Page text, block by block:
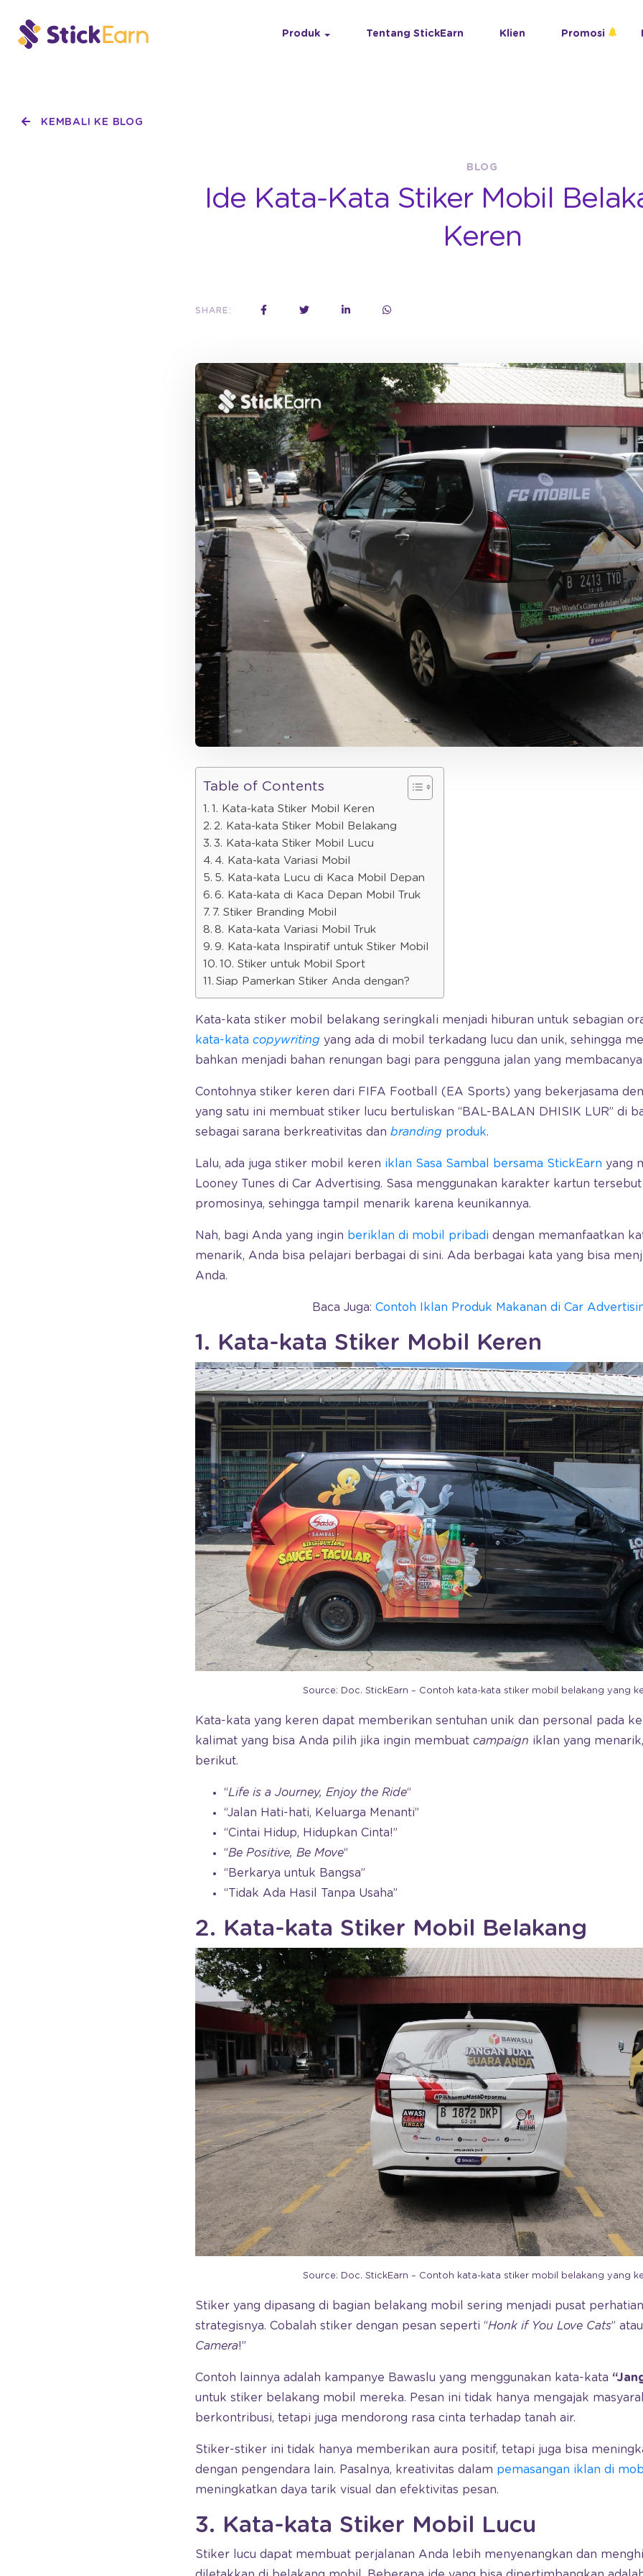
Produk Tentang StickEarn Klien Promosi
KEMBALI KE BLOG
BLOG
Ide Kata-Kata Stiker Mobil
Keren
SHARE:
Table of Contents
1. Kata-kata Stiker Mobil Keren
2. Kata-kata Stiker Mobil Belakang
3. Kata-kata Stiker Mobil Lucu
4. Kata-kata Variasi Mobil
5. Kata-kata Lucu di Kaca Mobil Depan
6. Kata-kata di Kaca Depan Mobil Truk
7. Stiker Branding Mobil
8. Kata-kata Variasi Mobil Truk
9. Kata-kata Inspiratif untuk Stiker Mobil
10. Stiker untuk Mobil Sport
Siap Pamerkan Stiker Anda dengan?
Kata-kata stiker mobil belakang seringkali menjadi hiburan untuk sebagian
kata-kata copywriting yang ada di mobil terkadang lucu dan unik, sehingga
bahkan menjadi bahan renungan bagi para pengguna jalan yang
Contohnya stiker keren dari FIFA Football (EA Sports) yang bekerjasama
yang satu ini membuat stiker lucu bertuliskan “BAL-BALAN DHISIK LUR” di
sebagai sarana berkreativitas dan branding produk.
Lalu, ada juga stiker mobil keren iklan Sasa Sambal bersama StickEarn yang
Looney Tunes di Car Advertising. Sasa menggunakan karakter kartun
promosinya, sehingga tampil menarik karena keunikannya.
Nah, bagi Anda yang ingin beriklan di mobil pribadi dengan memanfaatkan
menarik, Anda bisa pelajari berbagai di sini. Ada berbagai kata yang bisa
Anda.
Baca Juga: Contoh Iklan Produk Makanan di Car
1. Kata-kata Stiker Mobil Keren
Source: Doc. StickEarn – Contoh kata-kata stiker mobil belakang yang
Kata-kata yang keren dapat memberikan sentuhan unik dan personal pada
kalimat yang bisa Anda pilih jika ingin membuat campaign iklan yang
berikut.
“Life is a Journey, Enjoy the Ride“
“Jalan Hati-hati, Keluarga Menanti”
“Cintai Hidup, Hidupkan Cinta!”
“Be Positive, Be Move“
“Berkarya untuk Bangsa”
“Tidak Ada Hasil Tanpa Usaha”
2. Kata-kata Stiker Mobil Belakang
Source: Doc. StickEarn – Contoh kata-kata stiker mobil belakang yang
Stiker yang dipasang di bagian belakang mobil sering menjadi pusat
strategisnya. Cobalah stiker dengan pesan seperti “Honk if You Love Cats”
Camera!”
Contoh lainnya adalah kampanye Bawaslu yang menggunakan kata-kata
untuk stiker belakang mobil mereka. Pesan ini tidak hanya mengajak
berkontribusi, tetapi juga mendorong rasa cinta terhadap tanah air.
Stiker-stiker ini tidak hanya memberikan aura positif, tetapi juga bisa
dengan pengendara lain. Pasalnya, kreativitas dalam pemasangan iklan di
meningkatkan daya tarik visual dan efektivitas pesan.
3. Kata-kata Stiker Mobil Lucu
Stiker lucu dapat membuat perjalanan Anda lebih menyenangkan dan